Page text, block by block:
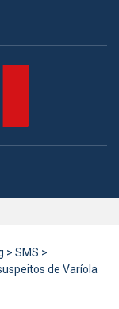
> SMS >
de Varíola